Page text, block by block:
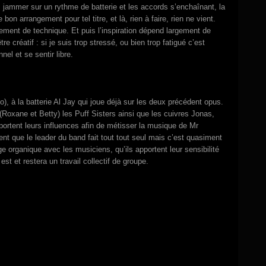
sur un rythme de batterie et les accords s’enchaînant, la
arrangement pour tel titre, et là, rien à faire, rien ne vient.
de technique. Et puis l’inspiration dépend largement de
créatif : si je suis trop stressé, ou bien trop fatigué c’est
et se sentir libre.
à la batterie Al Jay qui joue déjà sur les deux précédent opus.
et Betty) les Puff Sisters ainsi que les cuivres Jonas,
leurs influences afin de métisser la musique de Mr
que le leader du band fait tout tout seul mais c’est quasiment
organique avec les musiciens, qu’ils apportent leur sensibilité
et restera un travail collectif de groupe.